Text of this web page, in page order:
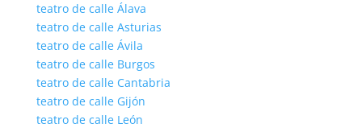
teatro de calle Álava
teatro de calle Asturias
teatro de calle Ávila
teatro de calle Burgos
teatro de calle Cantabria
teatro de calle Gijón
teatro de calle León